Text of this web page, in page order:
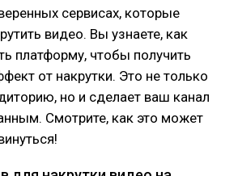
сервисах, которые
видео. Вы узнаете, как
платформу, чтобы получить
от накрутки. Это не только
но и сделает ваш канал
Смотрите, как это может